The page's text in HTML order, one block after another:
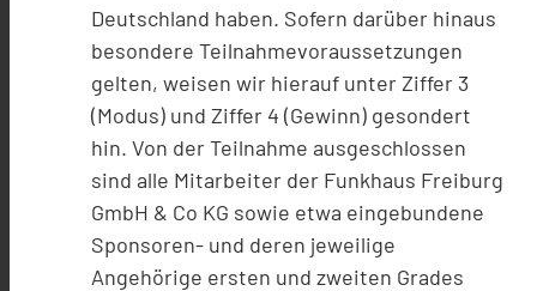
Deutschland haben. Sofern darüber hinaus
besondere Teilnahmevoraussetzungen
gelten, weisen wir hierauf unter Ziffer 3
(Modus) und Ziffer 4 (Gewinn) gesondert
hin. Von der Teilnahme ausgeschlossen
sind alle Mitarbeiter der Funkhaus Freiburg
GmbH & Co KG sowie etwa eingebundene
Sponsoren- und deren jeweilige
Angehörige ersten und zweiten Grades